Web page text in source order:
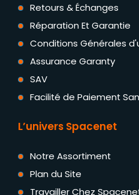
Retours & Échanges
Réparation Et Garantie
Conditions Générales
Assurance Garanty
SAV
Facilité de Paiement
L’univers Spacenet
Notre Assortiment
Plan du Site
Travailler Chez